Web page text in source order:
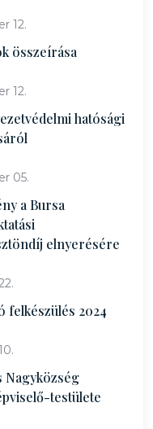
12.
összeírása
12.
hatósági
05.
a Bursa
elnyerésére
felkészülés 2024
Nagyközség
testülete